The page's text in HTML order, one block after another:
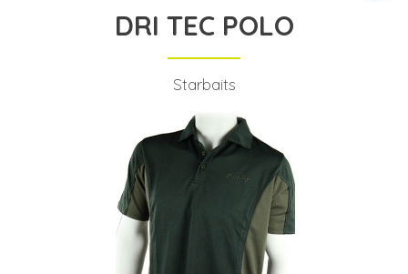
PESQUISAR
DRI TEC POLO
Starbaits